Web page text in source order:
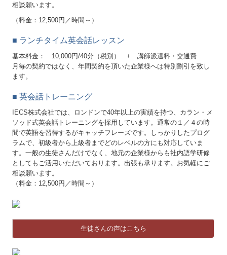
相談願います。
（料金：12,500円／時間～）
■ ランチタイム英会話レッスン
基本料金： 10,000円/40分（税別） + 講師派遣料・交通費
月毎の契約ではなく、年間契約を頂いた企業様へは特別割引を致し
ます。
■ 英会話トレーニング
IECS株式会社では、ロンドンで40年以上の実績を持つ、カラン・メ
ソッド式英会話トレーニングを採用しています。通常の１／４の時
間で英語を習得するがキャッチフレーズです。しっかりしたプログ
ラムで、初級者から上級者までどのレベルの方にも対応していま
す。一般の生徒さんだけでなく、地元の企業様からも社内語学研修
としてもご活用いただいております。出張も承ります。お気軽にご
相談願います。
（料金：12,500円／時間～）
生徒さんの声はこちら